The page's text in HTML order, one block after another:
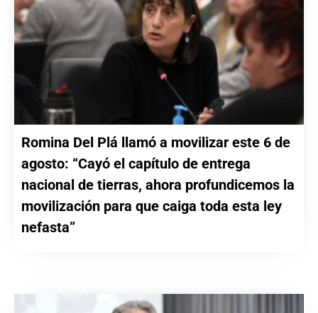
Romina Del Plá llamó a movilizar este 6 de
agosto: “Cayó el capítulo de entrega
nacional de tierras, ahora profundicemos la
movilización para que caiga toda esta ley
nefasta”